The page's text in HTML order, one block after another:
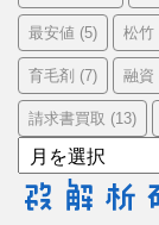
最安値 (5) 松竹
育毛剤 (7) 融資
請求書買取 (13)
ア
ー
カ